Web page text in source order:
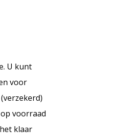
U kunt
voor
voorraad
klaar